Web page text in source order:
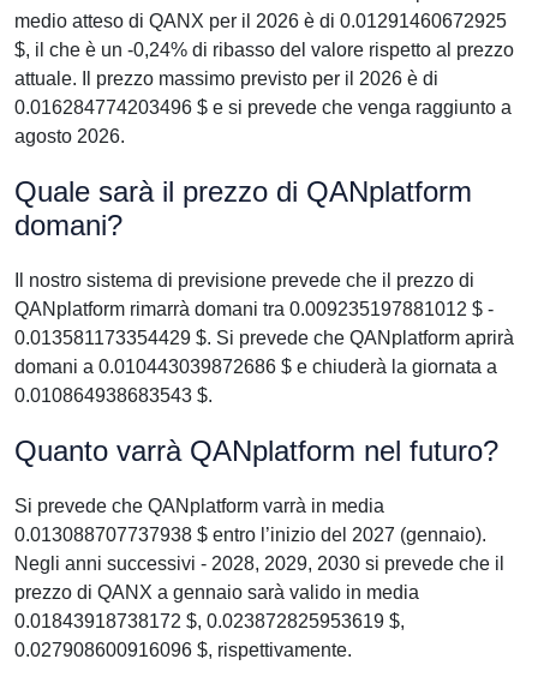
medio atteso di QANX per il 2026 è di 0.01291460672925
$, il che è un -0,24% di ribasso del valore rispetto al prezzo
attuale. Il prezzo massimo previsto per il 2026 è di
0.016284774203496 $ e si prevede che venga raggiunto a
agosto 2026.
Quale sarà il prezzo di QANplatform
domani?
Il nostro sistema di previsione prevede che il prezzo di
QANplatform rimarrà domani tra 0.009235197881012 $ -
0.013581173354429 $. Si prevede che QANplatform aprirà
domani a 0.010443039872686 $ e chiuderà la giornata a
0.010864938683543 $.
Quanto varrà QANplatform nel futuro?
Si prevede che QANplatform varrà in media
0.013088707737938 $ entro l’inizio del 2027 (gennaio).
Negli anni successivi - 2028, 2029, 2030 si prevede che il
prezzo di QANX a gennaio sarà valido in media
0.01843918738172 $, 0.023872825953619 $,
0.027908600916096 $, rispettivamente.